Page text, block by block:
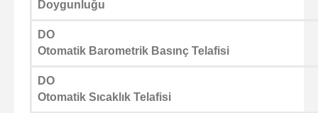
Doygunluğu
DO
Otomatik Barometrik Basınç Telafisi
DO
Otomatik Sıcaklık Telafisi